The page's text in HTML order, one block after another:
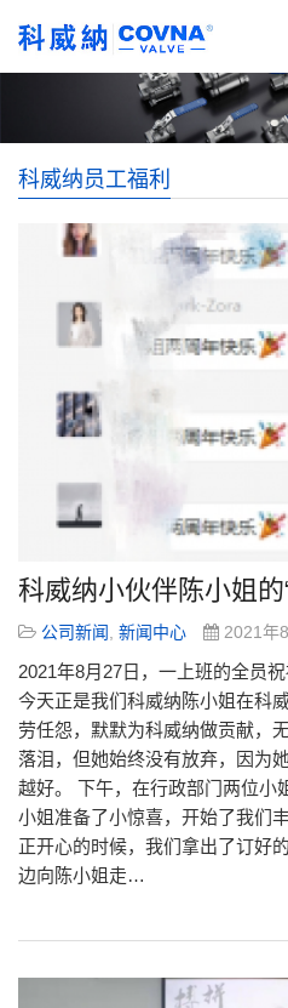
科威纳员工福利
科威纳小伙伴陈小姐的
公司新闻 新闻中心 2021年
2021年8月27日，一上班的全员
今天正是我们科威纳陈小姐在科
劳任怨，默默为科威纳做贡献，
落泪，但她始终没有放弃，因为
越好。 下午，在行政部门两位小
小姐准备了小惊喜，开始了我们
正开心的时候，我们拿出了订好
边向陈小姐走…